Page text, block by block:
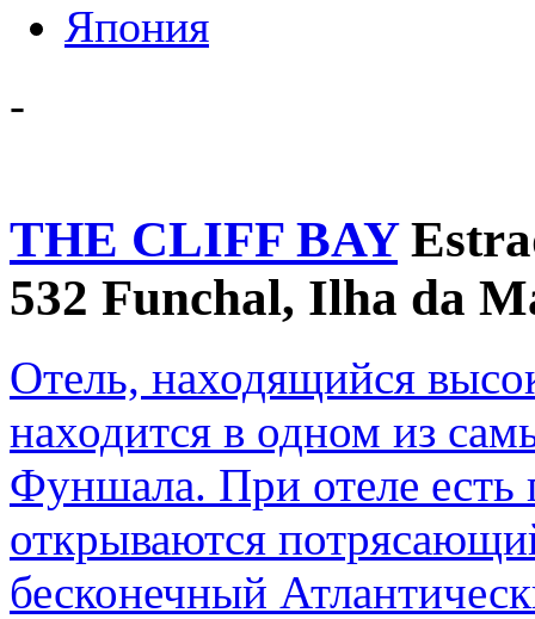
Япония
-
THE CLIFF BAY
532 Funchal, Ilha da
Отель, находящийся
находится в одном из
Фуншала. При отеле есть
открываются
бесконечный